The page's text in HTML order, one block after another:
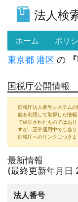
法人検
ホーム (current)
ポリ
東京都 港区 の
国税庁公開情報
国税庁法人番号システム
能を利用して取得した情
て保証されたものではあ
すが、正常運用中でも当
国税庁へのリンクにつきま
最新情報
(最終更新年月日
法人番号